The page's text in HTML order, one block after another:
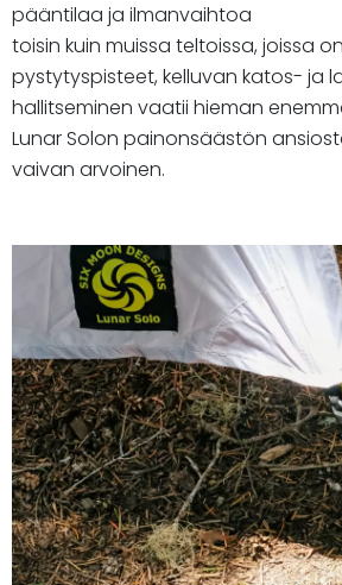
pääntilaa ja ilmanvaihtoa
toisin kuin muissa teltoissa, joissa
pystytyspisteet, kelluvan katos- ja
hallitseminen vaatii hieman
Lunar Solon painonsäästön
vaivan arvoinen.